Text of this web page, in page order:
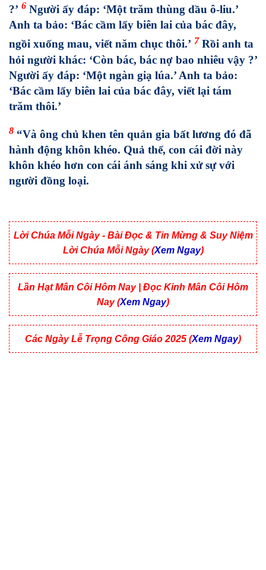
?’ 6 Người ấy đáp: ‘Một trăm thùng dầu ô-liu.’
Anh ta bảo: ‘Bác cầm lấy biên lai của bác đây,
ngồi xuống mau, viết năm chục thôi.’ 7 Rồi anh ta
hỏi người khác: ‘Còn bác, bác nợ bao nhiêu vậy ?’
Người ấy đáp: ‘Một ngàn giạ lúa.’ Anh ta bảo:
‘Bác cầm lấy biên lai của bác đây, viết lại tám
trăm thôi.’
8 “Và ông chủ khen tên quản gia bất lương đó đã
hành động khôn khéo. Quả thế, con cái đời này
khôn khéo hơn con cái ánh sáng khi xử sự với
người đồng loại.
Lời Chúa Mỗi Ngày - Bài Đọc & Tin Mừng & Suy Niệm
Lời Chúa Mỗi Ngày (Xem Ngay)
Lần Hạt Mân Côi Hôm Nay | Đọc Kinh Mân Côi Hôm
Nay (Xem Ngay)
Các Ngày Lễ Trọng Công Giáo 2025 (Xem Ngay)